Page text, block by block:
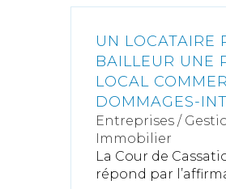
UN LOCATAIRE
BAILLEUR UNE
LOCAL
DOMMAGES-
Entreprises /
Immobilier
La Cour de
répond par